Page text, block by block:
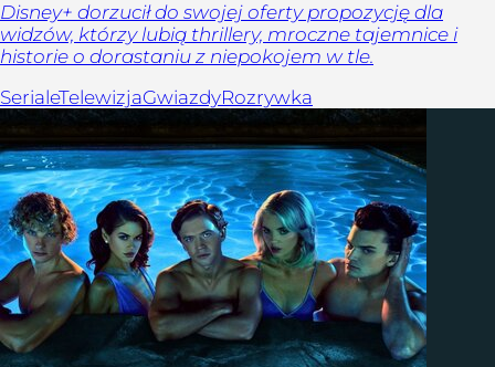
Disney+ dorzucił do swojej oferty propozycję dla
widzów, którzy lubią thrillery, mroczne tajemnice i
historie o dorastaniu z niepokojem w tle.
SerialeTelewizjaGwiazdyRozrywka